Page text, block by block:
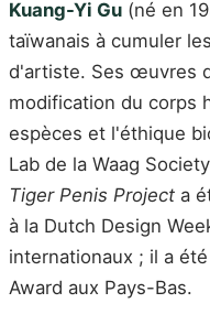
Kuang-Yi Gu (né en
taïwanais à cumuler
d'artiste. Ses œuvres
modification du corps
espèces et l'éthique
Lab de la Waag
Tiger Penis Project a
à la Dutch Design
internationaux ; il a
Award aux Pays-Bas.